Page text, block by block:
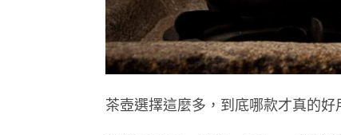
茶壺選擇這麼多，到底哪款才真的好